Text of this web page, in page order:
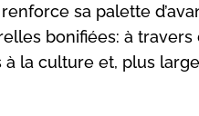
sa palette
bonifiées: à travers
la culture et, plus